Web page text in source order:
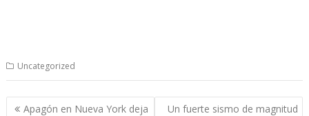
Uncategorized
Navegación
Apagón en Nueva York deja
Un fuerte sismo de magnitud